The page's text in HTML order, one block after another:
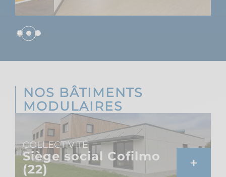
NOS BÂTIMENTS
MODULAIRES
COLLECTIVITÉ
Siège social Cofilmo
(22)
+